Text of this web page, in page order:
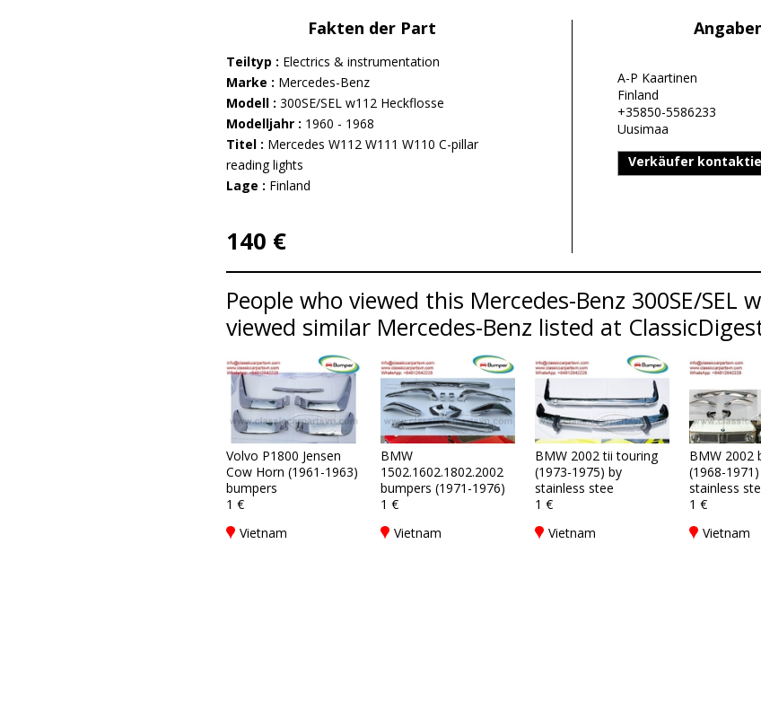
Fakten der Part
Teiltyp : Electrics & instrumentation
Marke : Mercedes-Benz
Modell : 300SE/SEL w112 Heckflosse
Modelljahr : 1960 - 1968
Titel : Mercedes W112 W111 W110 C-pillar
reading lights
Lage : Finland
140 €
A-P Kaartinen
Finland
+35850-5586233
Uusimaa
Verkäufer
People who viewed this Mercedes-Benz 300SE/SEL
viewed similar Mercedes-Benz listed at
Volvo P1800 Jensen
Cow Horn (1961-1963)
bumpers
1 €
Vietnam
BMW
1502.1602.1802.2002
bumpers (1971-1976)
1 €
Vietnam
BMW 2002 tii touring
(1973-1975) by
stainless stee
1 €
Vietnam
BMW 2002
(1968-
stainless
1 €
Vietnam